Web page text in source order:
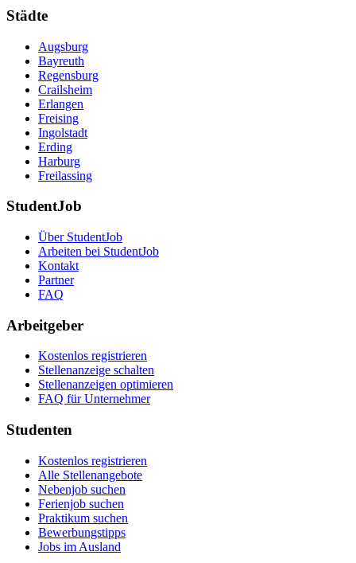
Städte
Augsburg
Bayreuth
Regensburg
Crailsheim
Erlangen
Freising
Ingolstadt
Erding
Harburg
Freilassing
StudentJob
Über StudentJob
Arbeiten bei StudentJob
Kontakt
Partner
FAQ
Arbeitgeber
Kostenlos registrieren
Stellenanzeige schalten
Stellenanzeigen optimieren
FAQ für Unternehmer
Studenten
Kostenlos registrieren
Alle Stellenangebote
Nebenjob suchen
Ferienjob suchen
Praktikum suchen
Bewerbungstipps
Jobs im Ausland